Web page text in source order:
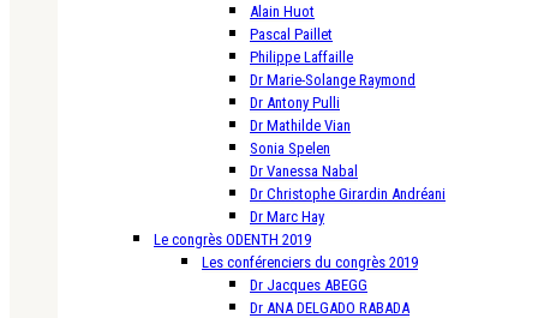
Alain Huot
Pascal Paillet
Philippe Laffaille
Dr Marie-Solange Raymond
Dr Antony Pulli
Dr Mathilde Vian
Sonia Spelen
Dr Vanessa Nabal
Dr Christophe Girardin Andréani
Dr Marc Hay
Le congrès ODENTH 2019
Les conférenciers du congrès 2019
Dr Jacques ABEGG
Dr ANA DELGADO RABADA